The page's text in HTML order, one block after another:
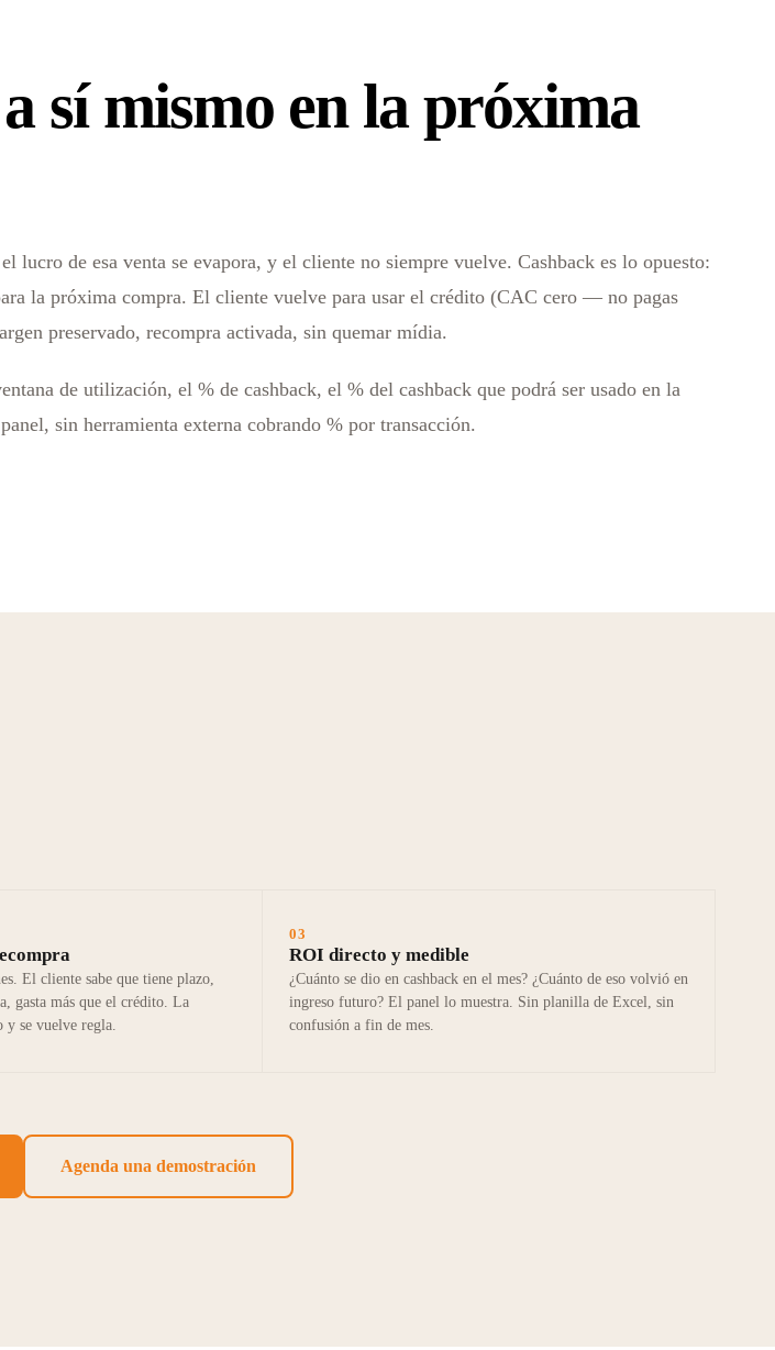
sí mismo en la próxima
de esa venta se evapora, y el cliente no siempre vuelve. Cashback es lo opuesto:
la próxima compra. El cliente vuelve para usar el crédito (CAC cero — no pagas
preservado, recompra activada, sin quemar mídia.
de utilización, el % de cashback, el % del cashback que podrá ser usado en la
sin herramienta externa cobrando % por transacción.
El cliente sabe que tiene plazo,
gasta más que el crédito. La
y se vuelve regla.
03
ROI directo y medible
¿Cuánto se dio en cashback en el mes? ¿Cuánto de eso volvió en
ingreso futuro? El panel lo muestra. Sin planilla de Excel, sin
confusión a fin de mes.
Agenda una demostración